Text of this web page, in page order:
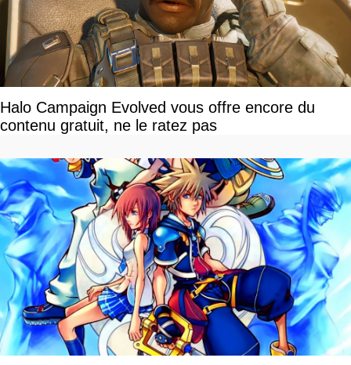
Halo Campaign Evolved vous offre encore du
contenu gratuit, ne le ratez pas